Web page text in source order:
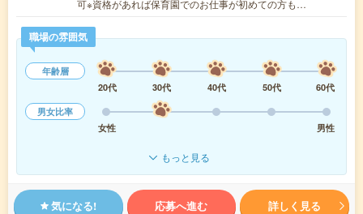
可※資格があれば保育園でのお仕事が初めての方も…
職場の雰囲気
年齢層
20代
30代 40代 50代
60代
男女比率
女性
男性
もっと見る
気になる! 応募へ進む 詳しく見る